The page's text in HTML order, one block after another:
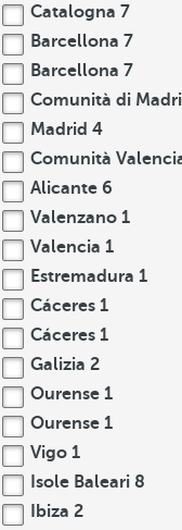
Catalogna 7
Barcellona 7
Barcellona 7
Comunità di
Madrid 4
Comunità
Alicante 6
Valenzano 1
Valencia 1
Estremadura 1
Cáceres 1
Cáceres 1
Galizia 2
Ourense 1
Ourense 1
Vigo 1
Isole Baleari 8
Ibiza 2